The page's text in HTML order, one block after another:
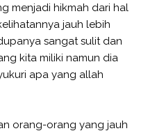
menjadi hikmah dari hal
jauh lebih
sangat sulit dan
kita miliki namun dia
apa yang allah
orang-orang yang jauh